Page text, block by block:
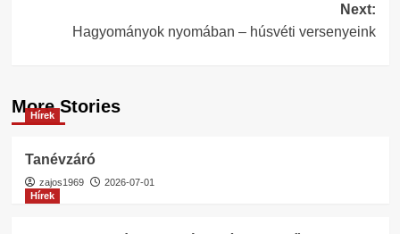
Next:
Hagyományok nyomában – húsvéti versenyeink
More Stories
Hírek
Tanévzáró
zajos1969
2026-07-01
Hírek